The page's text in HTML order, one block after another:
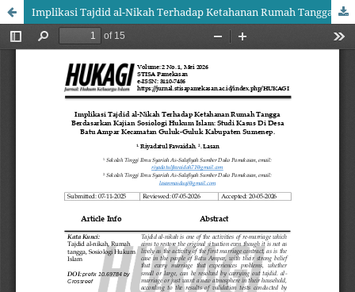
Implikasi Tajdid al-Nikah Terhadap Ketahanan Rumah Tangga Berdasarkan Kajian Sosiologi Hukum Islam: Studi Kasus Di Desa Batu Ampar Kecamatan Guluk-Guluk Kabupaten Sumenep